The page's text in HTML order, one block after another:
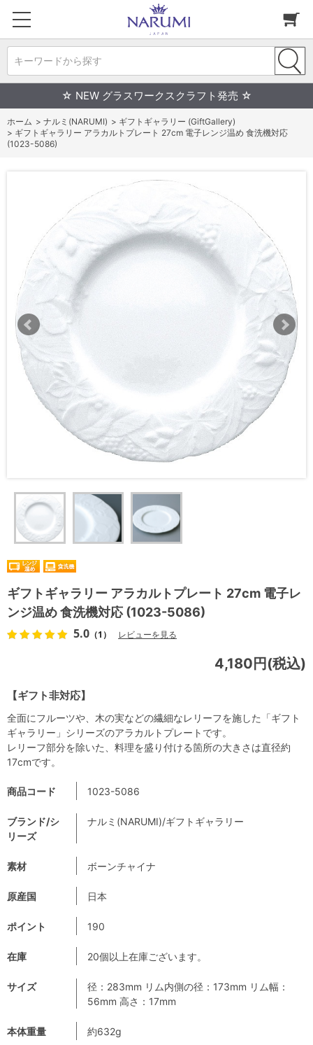
キーワードから探す
☆ NEW グラスワークスクラフト発売 ☆
ホーム > ナルミ(NARUMI) > ギフトギャラリー (GiftGallery)
> ギフトギャラリー アラカルトプレート 27cm 電子レンジ温め 食洗機対応
(1023-5086)
ギフトギャラリー アラカルトプレート 27cm 電子レ
ンジ温め 食洗機対応 (1023-5086)
5.0 （1） レビューを見る
【ギフト非対応】
4,180円(税込)
商品コード 1023-5086
ブランド/シ
リーズ
ナルミ(NARUMI)/ギフトギャラリー
素材 ボーンチャイナ
原産国 日本
ポイント 190
在庫 20個以上在庫ございます。
サイズ
径：283mm リム内側の径：173mm リム幅：
56mm 高さ：17mm
本体重量 約632g
全面にフルーツや、木の実などの繊細なレリーフを施した「ギフト
ギャラリー」シリーズのアラカルトプレートです。
レリーフ部分を除いた、料理を盛り付ける箇所の大きさは直径約
17cmです。